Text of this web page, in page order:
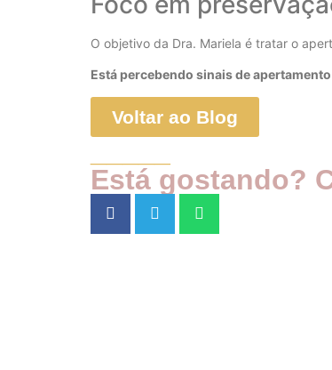
O objetivo da Dra. Mariela é tratar o
Está percebendo sinais de
Voltar ao Blog
Está gostando?